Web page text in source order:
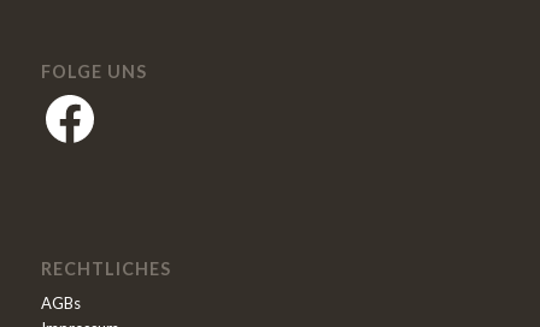
FOLGE UNS
RECHTLICHES
AGBs